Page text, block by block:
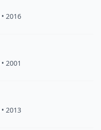
• 2016
• 2001
• 2013